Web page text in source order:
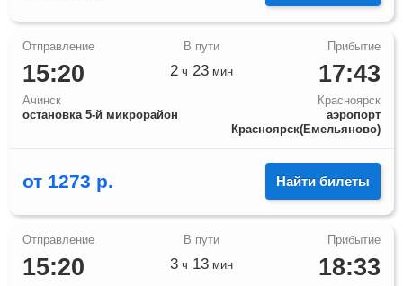
15:20
Ачинск
остановка 5-й микрорайон
17:43
Красноярск
аэропорт
Красноярск(Емельяново)
2 ч 23 мин
от 1273 р. Найти билеты
15:20 18:33
3 ч 13 мин